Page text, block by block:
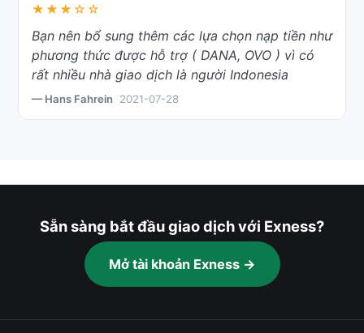
★★★☆☆
Bạn nên bổ sung thêm các lựa chọn nạp tiền như
phương thức được hỗ trợ ( DANA, OVO ) vì có
rất nhiều nhà giao dịch là người Indonesia
— Hans Fahrein 2021-07-28
Sẵn sàng bắt đầu giao dịch với Exness?
Mở tài khoản Exness →